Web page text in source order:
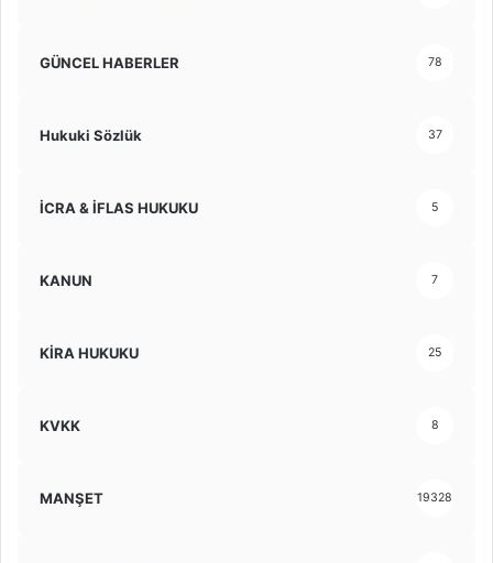
GÜNCEL HABERLER 78
Hukuki Sözlük 37
İCRA & İFLAS HUKUKU 5
KANUN 7
KİRA HUKUKU 25
KVKK 8
MANŞET 19328